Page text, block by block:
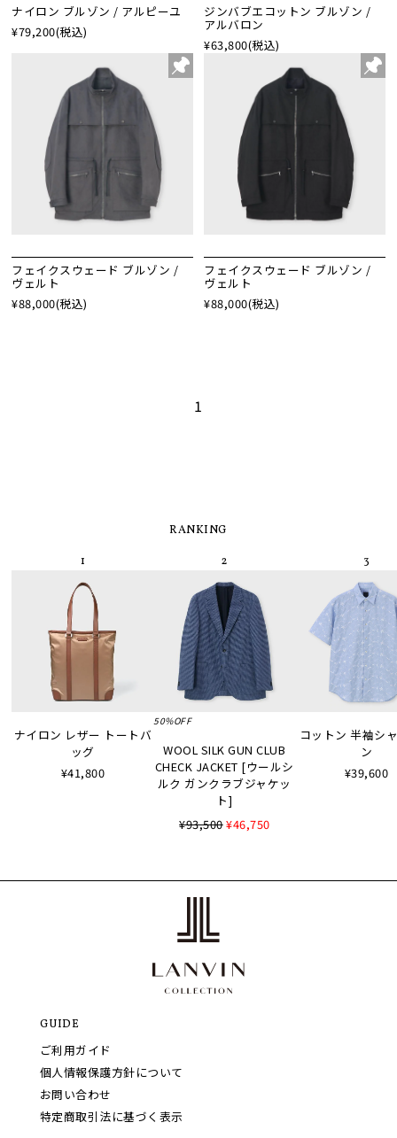
ナイロン ブルゾン / アルピーユ
¥79,200(税込)
ジンバブエコットン ブルゾン /
アルバロン
¥63,800(税込)
フェイクスウェード ブルゾン /
ヴェルト
¥88,000(税込)
フェイクスウェード ブルゾン /
ヴェルト
¥88,000(税込)
1
RANKING
ナイロン レザー トートバ
ッグ
¥41,800
50%OFF
WOOL SILK GUN CLUB
CHECK JACKET [ウールシ
ルク ガンクラブジャケッ
ト]
¥93,500¥46,750
コットン 半袖シ
ン
¥39,600
GUIDE
ご利用ガイド
個人情報保護方針について
お問い合わせ
特定商取引法に基づく表示